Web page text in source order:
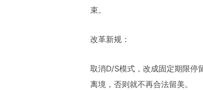
束。
改革新规：
取消D/S模式，改成固定期限停
离境，否则就不再合法留美。